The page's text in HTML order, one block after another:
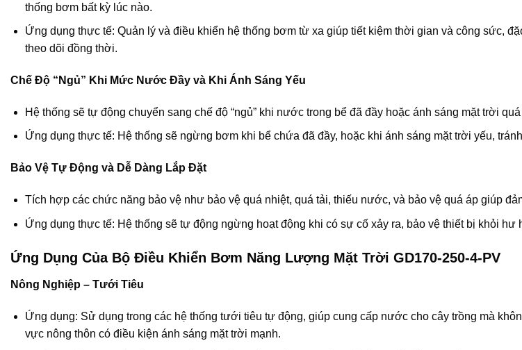
thống bơm bất kỳ lúc nào.
Ứng dụng thực tế: Quản lý và điều khiển hệ thống bơm từ xa giúp tiết kiệm thời gian và công sức,
theo dõi đồng thời.
Chế Độ “Ngủ” Khi Mức Nước Đầy và Khi Ánh Sáng Yếu
Hệ thống sẽ tự động chuyển sang chế độ “ngủ” khi nước trong bể đã đầy hoặc ánh sáng mặt trời
Ứng dụng thực tế: Hệ thống sẽ ngừng bơm khi bể chứa đã đầy, hoặc khi ánh sáng mặt trời yếu,
Bảo Vệ Tự Động và Dễ Dàng Lắp Đặt
Tích hợp các chức năng bảo vệ như bảo vệ quá nhiệt, quá tải, thiếu nước, và bảo vệ quá áp giúp
Ứng dụng thực tế: Hệ thống sẽ tự động ngừng hoạt động khi có sự cố xảy ra, bảo vệ thiết bị khỏi
Ứng Dụng Của Bộ Điều Khiển Bơm Năng Lượng Mặt Trời GD170-250-4-PV
Nông Nghiệp – Tưới Tiêu
Ứng dụng: Sử dụng trong các hệ thống tưới tiêu tự động, giúp cung cấp nước cho cây trồng mà
vực nông thôn có điều kiện ánh sáng mặt trời mạnh.